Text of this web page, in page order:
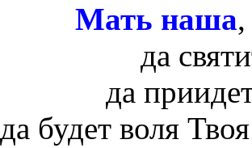
Мать наша
да
да
да будет воля